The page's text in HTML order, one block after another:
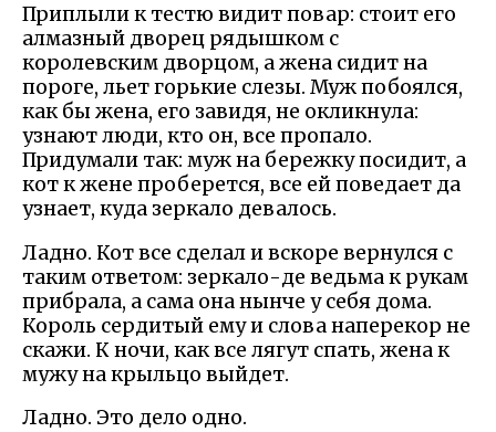
Приплыли к тестю видит повар: стоит его
алмазный дворец рядышком с
королевским дворцом, а жена сидит на
пороге, льет горькие слезы. Муж побоялся,
как бы жена, его завидя, не окликнула:
узнают люди, кто он, все пропало.
Придумали так: муж на бережку посидит, а
кот к жене проберется, все ей поведает да
узнает, куда зеркало девалось.
Ладно. Кот все сделал и вскоре вернулся с
таким ответом: зеркало-де ведьма к рукам
прибрала, а сама она нынче у себя дома.
Король сердитый ему и слова наперекор не
скажи. К ночи, как все лягут спать, жена к
мужу на крыльцо выйдет.
Ладно. Это дело одно.